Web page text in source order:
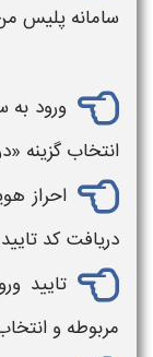
سامانه پلیس
انتخاب گزینه
احراز
دریافت کد
تایید
مربوطه و